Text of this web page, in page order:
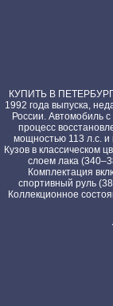
КУПИТЬ В
1992 года выпуска,
России. Автомобиль
процесс
мощностью 113 л.с. и
Кузов в классическом
слоем лака
Комплектация
спортивный руль
Коллекционное